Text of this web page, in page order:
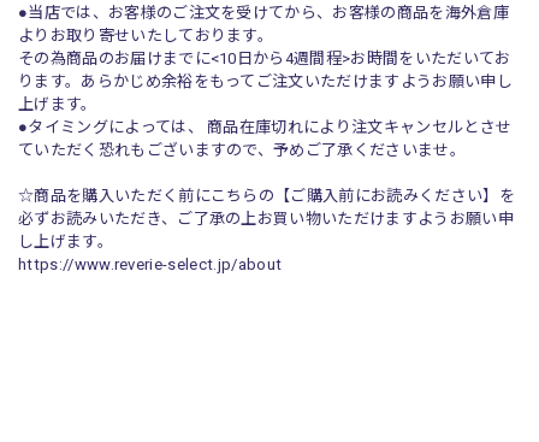
●当店では、お客様のご注文を受けてから、お客様の商品を海外倉庫
よりお取り寄せいたしております。
その為商品のお届けまでに<10日から4週間程>お時間をいただいてお
ります。あらかじめ余裕をもってご注文いただけますようお願い申し
上げます。
●タイミングによっては、 商品在庫切れにより注文キャンセルとさせ
ていただく恐れもございますので、予めご了承くださいませ。
☆商品を購入いただく前にこちらの【ご購入前にお読みください】を
必ずお読みいただき、ご了承の上お買い物いただけますようお願い申
し上げます。
https://www.reverie-select.jp/about